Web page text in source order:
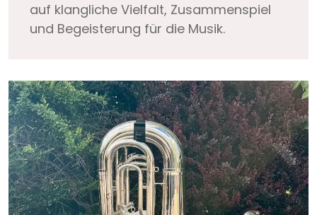
auf klangliche Vielfalt, Zusammenspiel
und Begeisterung für die Musik.